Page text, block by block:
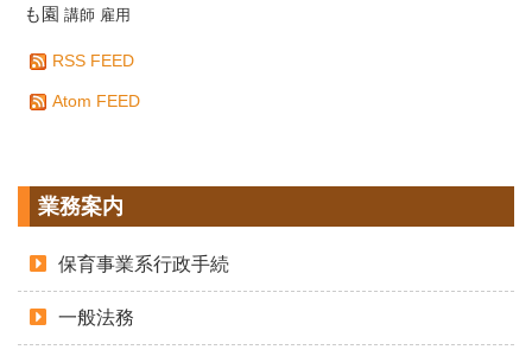
も園 講師 雇用
RSS FEED
Atom FEED
業務案内
保育事業系行政手続
一般法務